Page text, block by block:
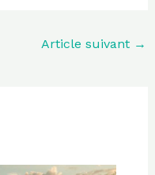
Article suivant →